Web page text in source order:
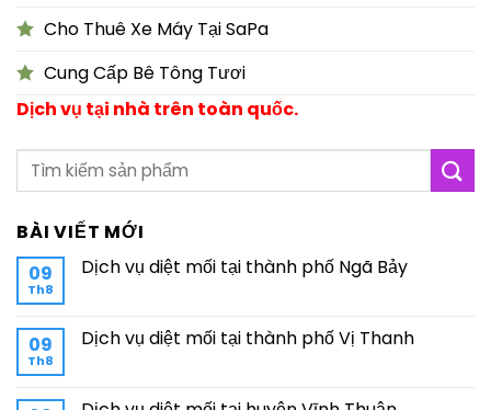
Cho Thuê Xe Máy Tại SaPa
Cung Cấp Bê Tông Tươi
Dịch vụ tại nhà trên toàn quốc.
BÀI VIẾT MỚI
09
Th8
Dịch vụ diệt mối tại thành phố Ngã Bảy
09
Th8
Dịch vụ diệt mối tại thành phố Vị Thanh